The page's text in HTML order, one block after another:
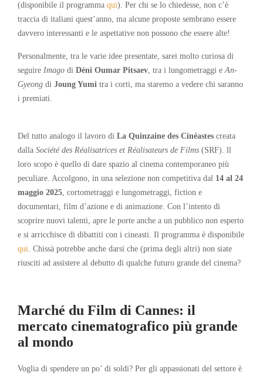
(disponibile il programma qui). Per chi se lo chiedesse, non c’è
traccia di italiani quest’anno, ma alcune proposte sembrano essere
davvero interessanti e le aspettative non possono che essere alte!
Personalmente, tra le varie idee presentate, sarei molto curiosa di
seguire Imago di Déni Oumar Pitsaev, tra i lungometraggi eAn-
Gyeong di Joung Yumi tra i corti, ma staremo a vedere chi saranno
i premiati.
Del tutto analogo il lavoro di La Quinzaine des Cinéastes creata
dalla Société des Réalisatrices et Réalisateurs de Films (SRF). ll
loro scopo è quello di dare spazio al cinema contemporaneo più
peculiare. Accolgono, in una selezione non competitiva dal 14 al 24
maggio 2025, cortometraggi e lungometraggi, fiction e
documentari, film d’azione e di animazione. Con l’intento di
scoprire nuovi talenti, apre le porte anche a un pubblico non esperto
e si arricchisce di dibattiti con i cineasti. Il programma è disponibile
qui. Chissà potrebbe anche darsi che (prima degli altri) non siate
riusciti ad assistere al debutto di qualche futuro grande del cinema?
Marché du Film di Cannes: il
mercato cinematografico più grande
al mondo
Voglia di spendere un po’ di soldi? Per gli appassionati del settore è